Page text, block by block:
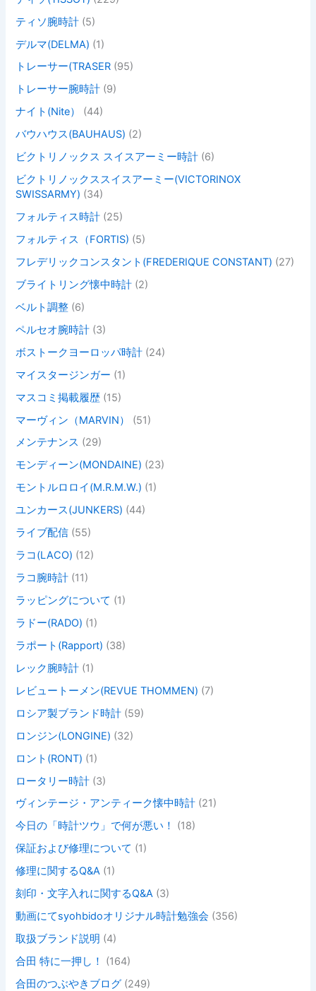
ティソ腕時計 (5)
デルマ(DELMA) (1)
トレーサー(TRASER (95)
トレーサー腕時計 (9)
ナイト(Nite）
(44)
バウハウス(BAUHAUS) (2)
ビクトリノックス スイスアーミー時計 (6)
ビクトリノックススイスアーミー(VICTORINOX
SWISSARMY) (34)
フォルティス時計 (25)
フォルティス（FORTIS) (5)
フレデリックコンスタント(FREDERIQUE CONSTANT) (27)
ブライトリング懐中時計 (2)
ベルト調整 (6)
ペルセオ腕時計 (3)
ボストークヨーロッパ時計 (24)
マイスタージンガー (1)
マスコミ掲載履歴 (15)
マーヴィン（MARVIN）
(51)
メンテナンス (29)
モンディーン(MONDAINE) (23)
モントルロロイ(M.R.M.W.) (1)
ユンカース(JUNKERS) (44)
ライブ配信 (55)
ラコ(LACO) (12)
ラコ腕時計 (11)
ラッピングについて (1)
ラドー(RADO) (1)
ラポート(Rapport) (38)
レック腕時計 (1)
レビュートーメン(REVUE THOMMEN) (7)
ロシア製ブランド時計 (59)
ロンジン(LONGINE) (32)
ロント(RONT) (1)
ロータリー時計 (3)
ヴィンテージ・アンティーク懐中時計 (21)
今日の「時計ツウ」で何が悪い！
(18)
保証および修理について (1)
修理に関するQ&A (1)
刻印・文字入れに関するQ&A (3)
動画にてsyohbidoオリジナル時計勉強会 (356)
取扱ブランド説明 (4)
合田 特に一押し！
(164)
合田のつぶやきブログ (249)